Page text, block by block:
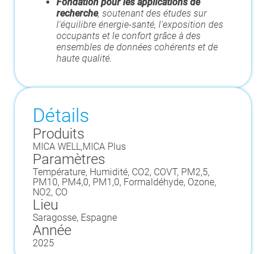
recherche, soutenant des études sur
l'équilibre énergie-santé, l'exposition des
occupants et le confort grâce à des
ensembles de données cohérents et de
haute qualité.
Détails
Produits
MICA WELL ,MICA Plus
Paramètres
Température, Humidité, CO2, COVT, PM2,5,
PM10, PM4,0, PM1,0, Formaldéhyde, Ozone,
NO2, CO
Lieu
Saragosse, Espagne
Année
2025